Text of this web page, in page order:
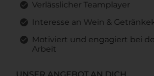
Verlässlicher Teamplayer
Interesse an Wein &
Motiviert und engagiert bei
Arbeit